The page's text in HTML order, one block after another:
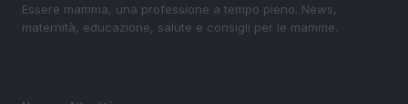
Essere mamma, una professione a tempo pieno. News,
maternità, educazione, salute e consigli per le mamme.